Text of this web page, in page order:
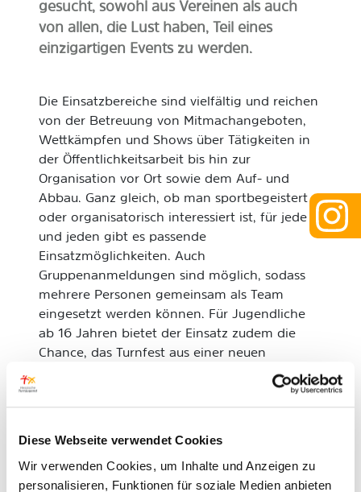
Diese Webseite verwendet Cookies
Wir verwenden Cookies, um Inhalte und Anzeigen zu
personalisieren, Funktionen für soziale Medien anbieten
gesucht, sowohl aus Vereinen als auch
von allen, die Lust haben, Teil eines
einzigartigen Events zu werden.
Die Einsatzbereiche sind vielfältig und reichen
von der Betreuung von Mitmachangeboten,
Wettkämpfen und Shows über Tätigkeiten in
der Öffentlichkeitsarbeit bis hin zur
Organisation vor Ort sowie dem Auf- und
Abbau. Ganz gleich, ob man sportbegeistert
oder organisatorisch interessiert ist, für jede
und jeden gibt es passende
Einsatzmöglichkeiten. Auch
Gruppenanmeldungen sind möglich, sodass
mehrere Personen gemeinsam als Team
eingesetzt werden können. Für Jugendliche
ab 16 Jahren bietet der Einsatz zudem die
Chance, das Turnfest aus einer neuen
Perspektive zu erleben, wertvolle Erfahrungen
zu sammeln, Verantwortung zu übernehmen
und gleichzeitig jede Menge Spaß zu haben.
Als Dankeschön erhalten alle Volunteers ein
exklusives Paket, das ein T-Shirt, Verpflegung,
eine kleine Überraschung, je nach Bedarf eine